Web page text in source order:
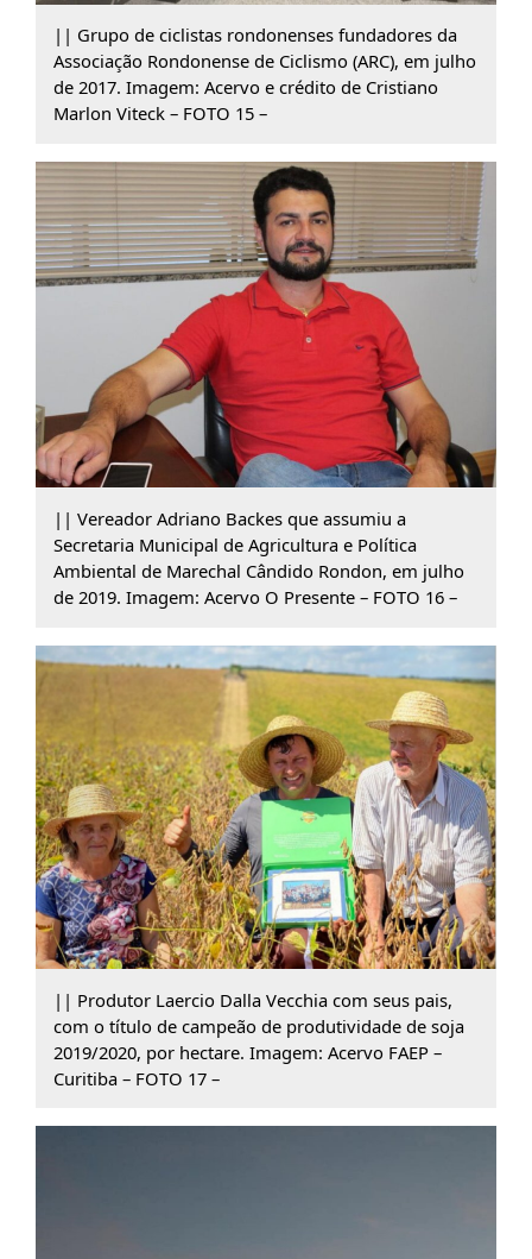
|| Grupo de ciclistas rondonenses fundadores da
Associação Rondonense de Ciclismo (ARC), em julho
de 2017. Imagem: Acervo e crédito de Cristiano
Marlon Viteck – FOTO 15 –
|| Vereador Adriano Backes que assumiu a
Secretaria Municipal de Agricultura e Política
Ambiental de Marechal Cândido Rondon, em julho
de 2019. Imagem: Acervo O Presente – FOTO 16 –
|| Produtor Laercio Dalla Vecchia com seus pais,
com o título de campeão de produtividade de soja
2019/2020, por hectare. Imagem: Acervo FAEP –
Curitiba – FOTO 17 –